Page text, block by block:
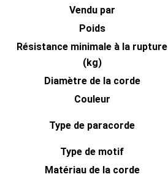
Vendu par
Poids
Résistance minimale à la rupture
(kg)
Diamètre de la corde
Couleur
Type de paracorde
Type de motif
Matériau de la corde